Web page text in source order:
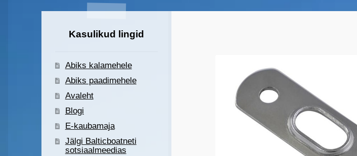
Kasulikud lingid
Abiks kalamehele
Abiks paadimehele
Avaleht
Blogi
E-kaubamaja
Jälgi Balticboatneti
sotsiaalmeedias